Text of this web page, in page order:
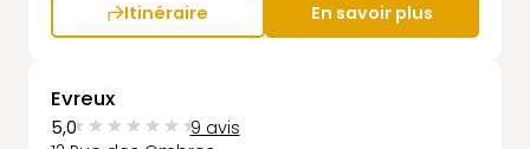
Itinéraire En savoir plus
Evreux
5,0
9 avis